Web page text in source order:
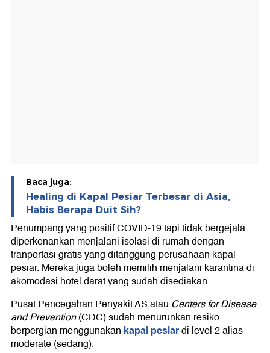
Baca juga:
Healing di Kapal Pesiar Terbesar di Asia,
Habis Berapa Duit Sih?
Penumpang yang positif COVID-19 tapi tidak bergejala
diperkenankan menjalani isolasi di rumah dengan
tranportasi gratis yang ditanggung perusahaan kapal
pesiar. Mereka juga boleh memilih menjalani karantina di
akomodasi hotel darat yang sudah disediakan.
Pusat Pencegahan Penyakit AS atau Centers for Disease
and Prevention(CDC) sudah menurunkan resiko
berpergian menggunakan kapal pesiardi level 2 alias
moderate (sedang).